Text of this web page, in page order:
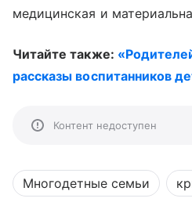
медицинская и
Читайте также:
рассказы воспитанников
Контент недоступен
Многодетные семьи